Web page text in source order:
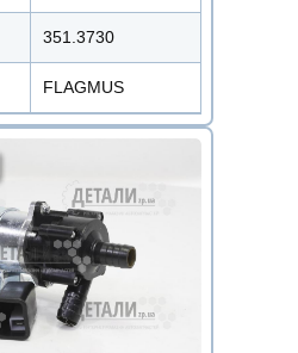
351.3730
FLAGMUS